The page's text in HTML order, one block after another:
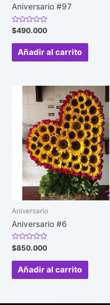
Aniversario #97
Valorado
en
0
$490.000
Añadir al carrito
Aniversario
Aniversario #6
Valorado
en
0
$850.000
Añadir al carrito